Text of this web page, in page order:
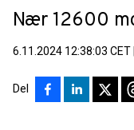
Nær 12600
6.11.2024 12:38:03 CET
Del